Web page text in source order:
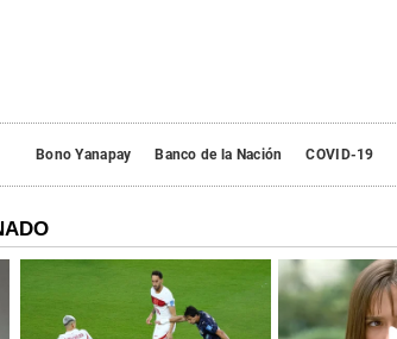
Bono Yanapay Banco de la Nación COVID-19